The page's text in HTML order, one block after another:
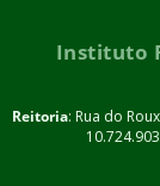
Instituto
Reitoria: Rua do